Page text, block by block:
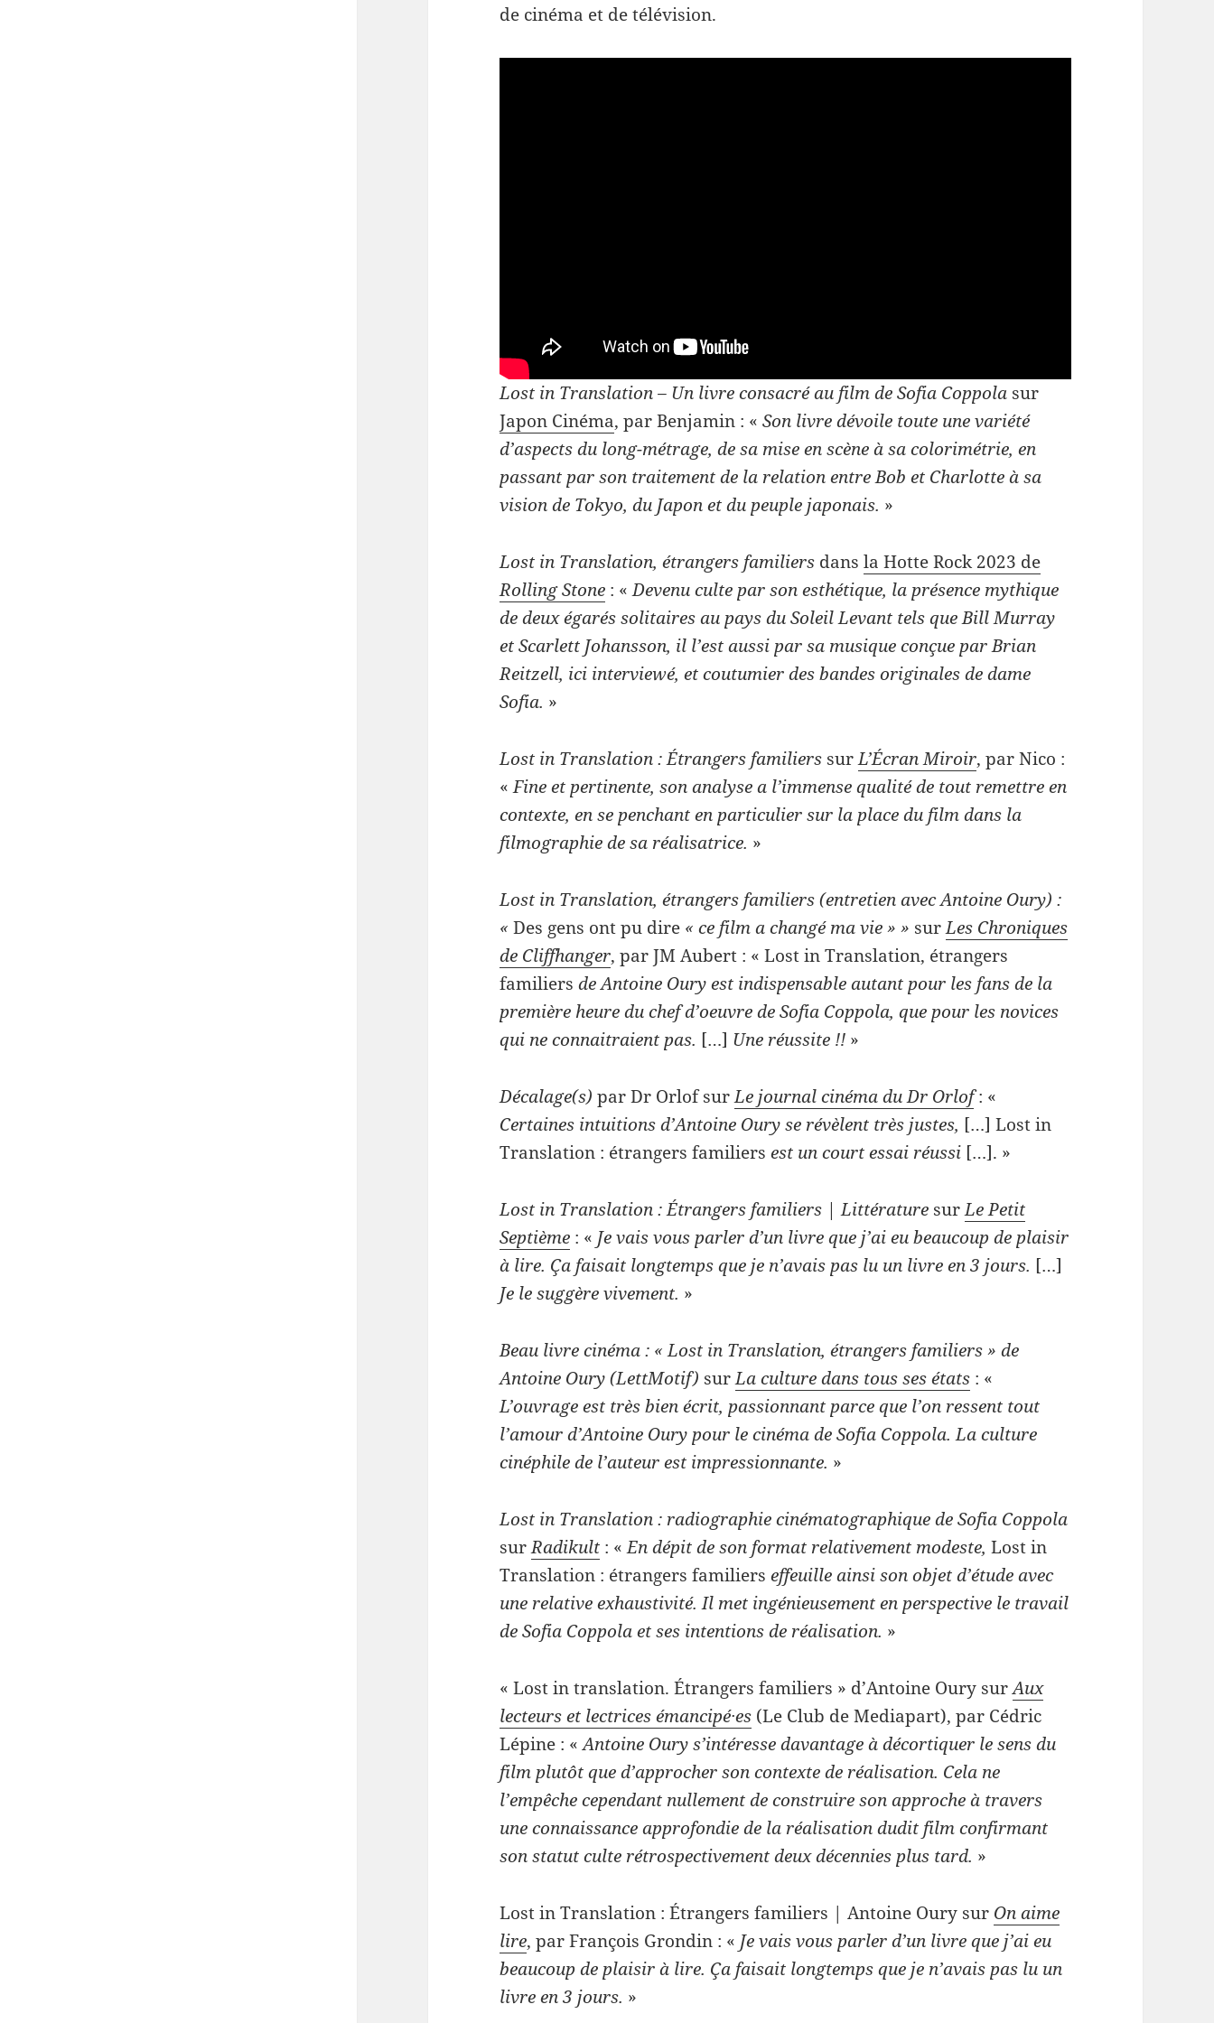
de cinéma et de télévision.
Lost in Translation – Un livre consacré au film de Sofia Coppola sur
Japon Cinéma, par Benjamin : «Son livre dévoile toute une variété
d’aspects du long-métrage, de sa mise en scène à sa colorimétrie, en
passant par son traitement de la relation entre Bob et Charlotte à sa
vision de Tokyo, du Japon et du peuple japonais. »
Lost in Translation, étrangers familiers dansla Hotte Rock 2023 de
Rolling Stone : «Devenu culte par son esthétique, la présence mythique
de deux égarés solitaires au pays du Soleil Levant tels que Bill Murray
et Scarlett Johansson, il l’est aussi par sa musique conçue par Brian
Reitzell, ici interviewé, et coutumier des bandes originales de dame
Sofia. »
Lost in Translation : Étrangers familiers surL’Écran Miroir, par Nico :
«Fine et pertinente, son analyse a l’immense qualité de tout remettre en
contexte, en se penchant en particulier sur la place du film dans la
filmographie de sa réalisatrice. »
Lost in Translation, étrangers familiers (entretien avec Antoine Oury) :
«Des gens ont pu dire « ce film a changé ma vie » » surLes Chroniques
de Cliffhanger, par JM Aubert : « Lost in Translation, étrangers
familiersde Antoine Oury est indispensable autant pour les fans de la
première heure du chef d’oeuvre de Sofia Coppola, que pour les novices
qui ne connaitraient pas. […] Une réussite !! »
Décalage(s) par Dr Orlof surLe journal cinéma du Dr Orlof: «
Certaines intuitions d’Antoine Oury se révèlent très justes, […] Lost in
Translation : étrangers familiersest un court essai réussi […]. »
Lost in Translation : Étrangers familiers | Littérature surLe Petit
Septième : « Je vais vous parler d’un livre que j’ai eu beaucoup de plaisir
à lire. Ça faisait longtemps que je n’avais pas lu un livre en 3 jours. […]
Je le suggère vivement. »
Beau livre cinéma : « Lost in Translation, étrangers familiers » de
Antoine Oury (LettMotif) surLa culture dans tous ses états : «
L’ouvrage est très bien écrit, passionnant parce que l’on ressent tout
l’amour d’Antoine Oury pour le cinéma de Sofia Coppola. La culture
cinéphile de l’auteur est impressionnante. »
Lost in Translation : radiographie cinématographique de Sofia Coppola
surRadikult : «En dépit de son format relativement modeste,Lost in
Translation : étrangers familiers effeuille ainsi son objet d’étude avec
une relative exhaustivité. Il met ingénieusement en perspective le travail
de Sofia Coppola et ses intentions de réalisation. »
« Lost in translation. Étrangers familiers » d’Antoine Oury surAux
lecteurs et lectrices émancipé·es (Le Club de Mediapart), par Cédric
Lépine : «Antoine Oury s’intéresse davantage à décortiquer le sens du
film plutôt que d’approcher son contexte de réalisation. Cela ne
l’empêche cependant nullement de construire son approche à travers
une connaissance approfondie de la réalisation dudit film confirmant
son statut culte rétrospectivement deux décennies plus tard. »
Lost in Translation : Étrangers familiers | Antoine Oury sur On aime
lire, par François Grondin : « Je vais vous parler d’un livre que j’ai eu
beaucoup de plaisir à lire. Ça faisait longtemps que je n’avais pas lu un
livre en 3 jours. »